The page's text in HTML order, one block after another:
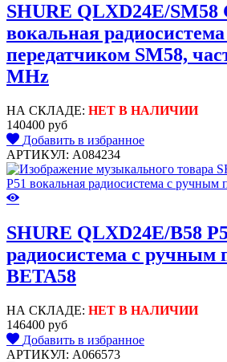
SHURE QLXD24E/SM58
вокальная
передатчиком SM58,
MHz
НА СКЛАДЕ: НЕТ В НАЛИЧИИ
140400 руб
Добавить в избранное
АРТИКУЛ: A084234
SHURE QLXD24E/B58
радиосистема с ручным
BETA58
НА СКЛАДЕ: НЕТ В НАЛИЧИИ
146400 руб
Добавить в избранное
АРТИКУЛ: A066573